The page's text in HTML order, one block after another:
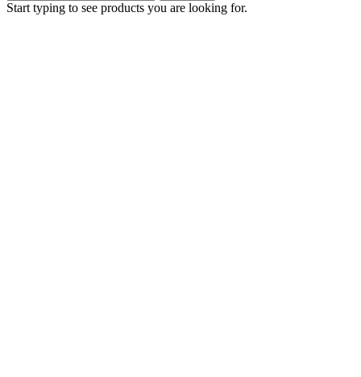
Start typing to see products you are looking for.